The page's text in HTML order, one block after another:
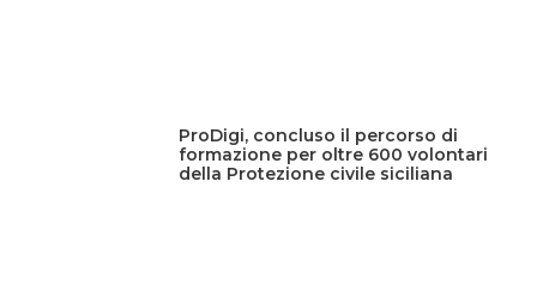
ProDigi, concluso il percorso di
formazione per oltre 600 volontari
della Protezione civile siciliana